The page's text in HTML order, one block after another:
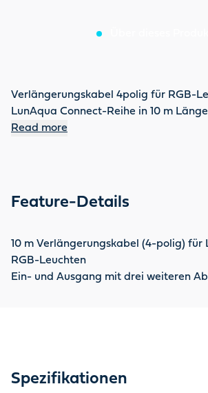
Verlängerungskabel 4polig für RGB-
LunAqua Connect-Reihe in 10 m
Read more
Feature-Details
10 m Verlängerungskabel (4-polig) für
RGB-Leuchten
Ein- und Ausgang mit drei weiteren
Spezifikationen